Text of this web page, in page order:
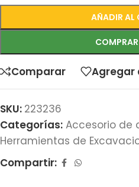
AÑADIR AL
Comparar Agregar
SKU: 223236
Categorías: Accesorio de
Herramientas de
Compartir: